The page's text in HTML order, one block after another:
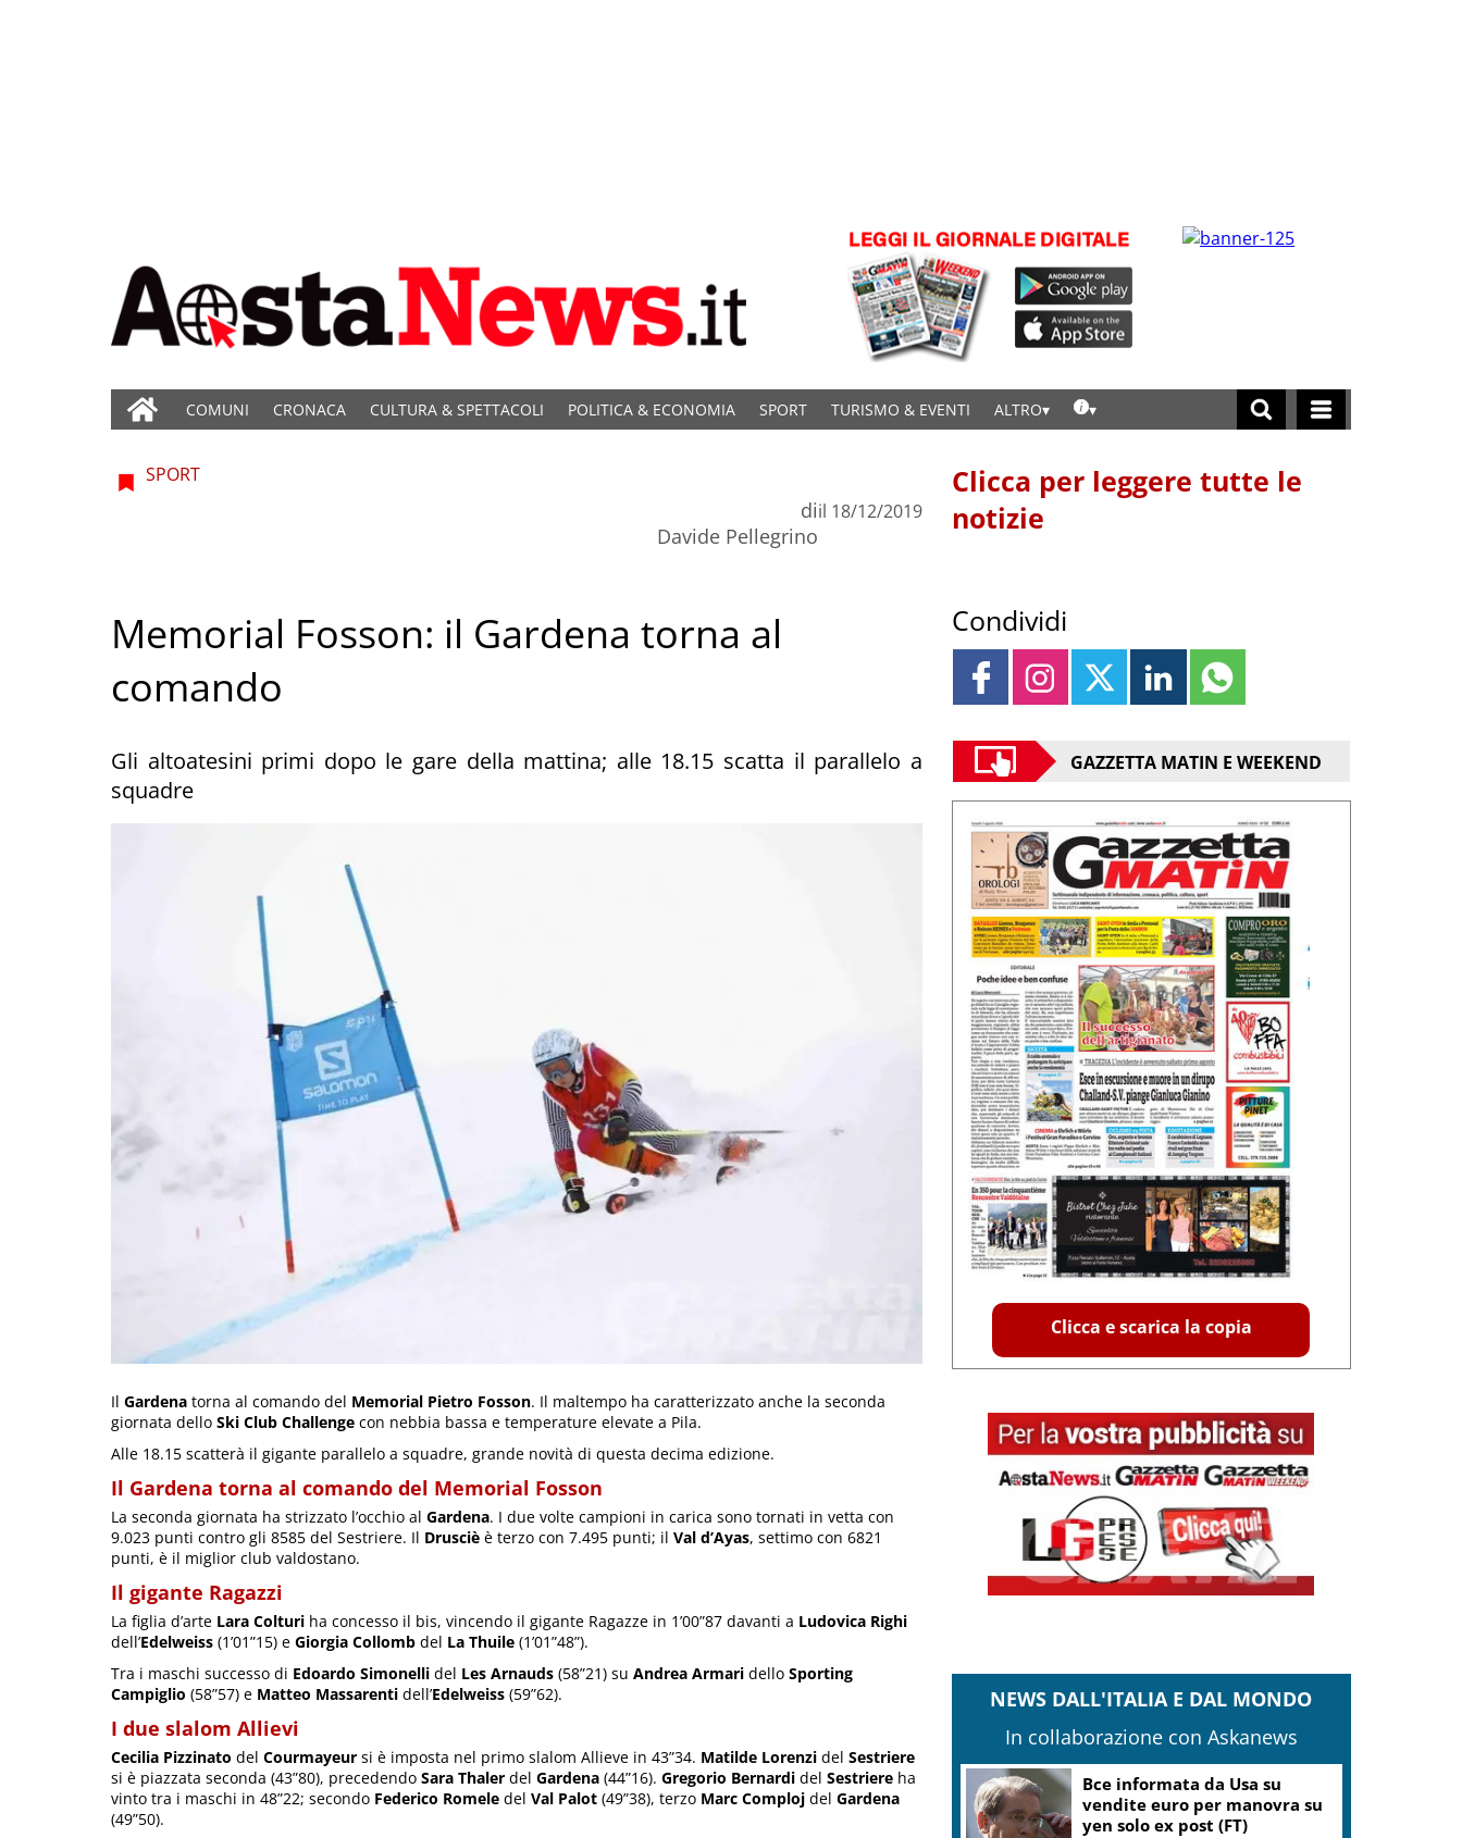
COMUNI CRONACA CULTURA & SPETTACOLI POLITICA & ECONOMIA SPORT TURISMO & EVENTI ALTRO
SPORT
di
Davide Pellegrino
il 18/12/2019
Memorial Fosson: il Gardena torna al
comando
Gli altoatesini primi dopo le gare della mattina; alle 18.15 scatta il parallelo a
squadre
Il Gardena torna al comando del Memorial Pietro Fosson. Il maltempo ha caratterizzato anche la seconda
giornata dello Ski Club Challenge con nebbia bassa e temperature elevate a Pila.
Alle 18.15 scatterà il gigante parallelo a squadre, grande novità di questa decima edizione.
Il Gardena torna al comando del Memorial Fosson
La seconda giornata ha strizzato l’occhio al Gardena. I due volte campioni in carica sono tornati in vetta con
9.023 punti contro gli 8585 del Sestriere. Il Drusciè è terzo con 7.495 punti; il Val d’Ayas, settimo con 6821
punti, è il miglior club valdostano.
Il gigante Ragazzi
La figlia d’arte Lara Colturi ha concesso il bis, vincendo il gigante Ragazze in 1’00”87 davanti a Ludovica Righi
dell’Edelweiss (1’01”15) e Giorgia Collomb del La Thuile (1’01”48”).
Tra i maschi successo di Edoardo Simonelli del Les Arnauds (58”21) su Andrea Armari dello Sporting
Campiglio (58”57) e Matteo Massarenti dell’Edelweiss (59”62).
I due slalom Allievi
Cecilia Pizzinato del Courmayeur si è imposta nel primo slalom Allieve in 43”34. Matilde Lorenzi del Sestriere
si è piazzata seconda (43”80), precedendo Sara Thaler del Gardena (44”16). Gregorio Bernardi del Sestriere ha
vinto tra i maschi in 48”22; secondo Federico Romele del Val Palot (49”38), terzo Marc Comploj del Gardena
(49”50).
Clicca per leggere tutte le
notizie
Condividi
GAZZETTA MATIN E WEEKEND
Clicca e scarica la copia
NEWS DALL'ITALIA E DAL MONDO
In collaborazione con Askanews
Bce informata da Usa su
vendite euro per manovra su
yen solo ex post (FT)